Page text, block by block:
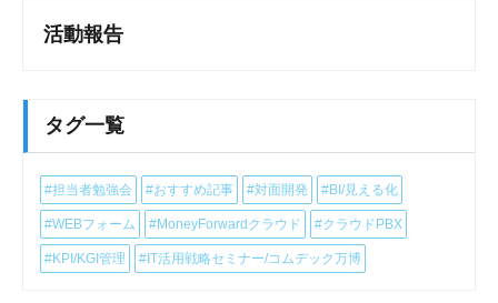
活動報告
タグ一覧
#担当者勉強会 #おすすめ記事 #対面開発 #BI/見える化
#WEBフォーム #MoneyForwardクラウド #クラウドPBX
#KPI/KGI管理 #IT活用戦略セミナー/コムデック万博